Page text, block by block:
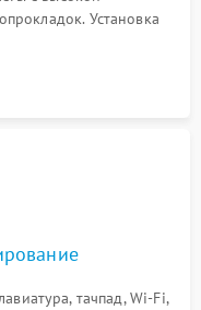
Установка
Предварительная
тачпад, Wi-Fi,